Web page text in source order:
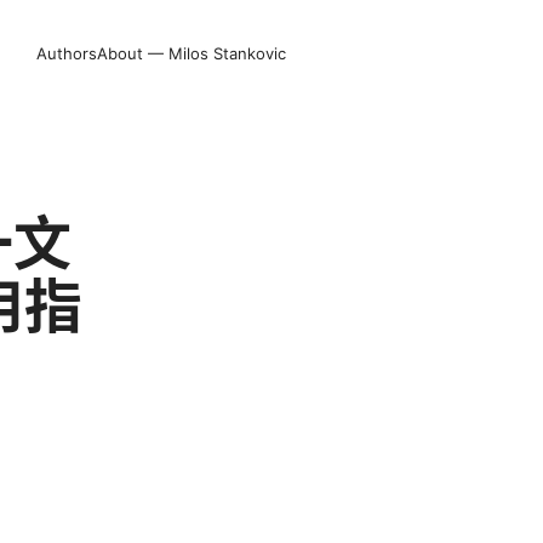
AuthorsAbout — Milos Stankovic
指